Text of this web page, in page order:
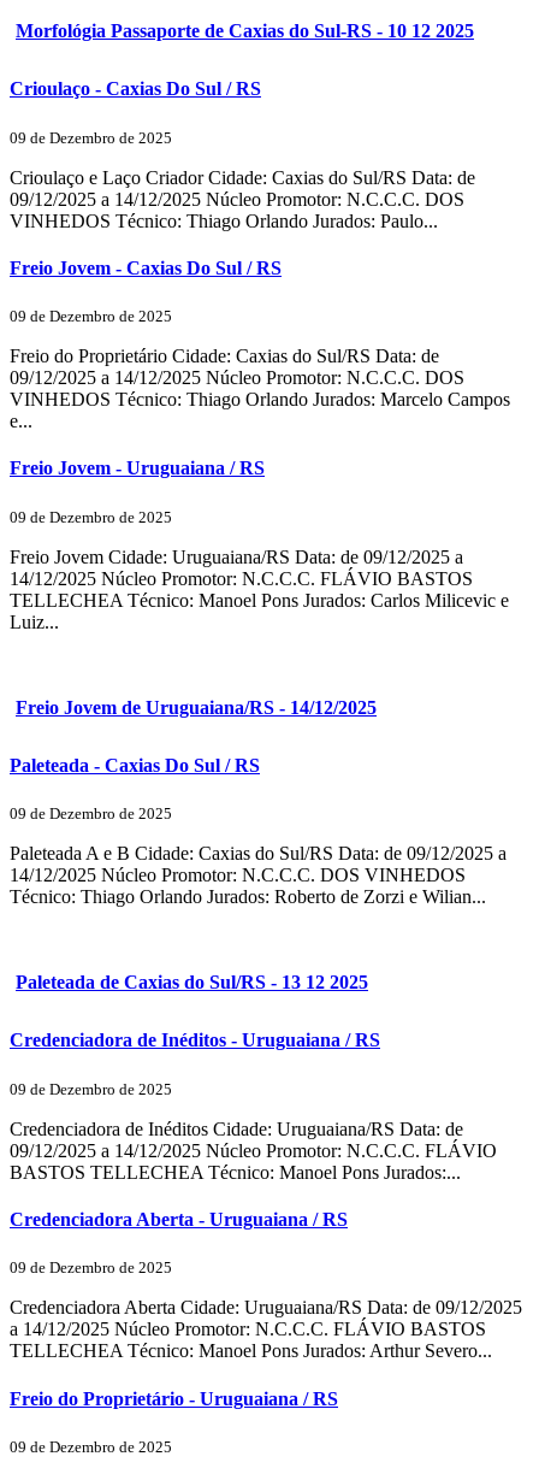
Morfológia Passaporte de Caxias do Sul-RS - 10 12 2025
Crioulaço - Caxias Do Sul / RS
09 de Dezembro de 2025
Crioulaço e Laço Criador Cidade: Caxias do Sul/RS Data: de
09/12/2025 a 14/12/2025 Núcleo Promotor: N.C.C.C. DOS
VINHEDOS Técnico: Thiago Orlando Jurados: Paulo...
Freio Jovem - Caxias Do Sul / RS
09 de Dezembro de 2025
Freio do Proprietário Cidade: Caxias do Sul/RS Data: de
09/12/2025 a 14/12/2025 Núcleo Promotor: N.C.C.C. DOS
VINHEDOS Técnico: Thiago Orlando Jurados: Marcelo Campos
e...
Freio Jovem - Uruguaiana / RS
09 de Dezembro de 2025
Freio Jovem Cidade: Uruguaiana/RS Data: de 09/12/2025 a
14/12/2025 Núcleo Promotor: N.C.C.C. FLÁVIO BASTOS
TELLECHEA Técnico: Manoel Pons Jurados: Carlos Milicevic e
Luiz...
Freio Jovem de Uruguaiana/RS - 14/12/2025
Paleteada - Caxias Do Sul / RS
09 de Dezembro de 2025
Paleteada A e B Cidade: Caxias do Sul/RS Data: de 09/12/2025 a
14/12/2025 Núcleo Promotor: N.C.C.C. DOS VINHEDOS
Técnico: Thiago Orlando Jurados: Roberto de Zorzi e Wilian...
Paleteada de Caxias do Sul/RS - 13 12 2025
Credenciadora de Inéditos - Uruguaiana / RS
09 de Dezembro de 2025
Credenciadora de Inéditos Cidade: Uruguaiana/RS Data: de
09/12/2025 a 14/12/2025 Núcleo Promotor: N.C.C.C. FLÁVIO
BASTOS TELLECHEA Técnico: Manoel Pons Jurados:...
Credenciadora Aberta - Uruguaiana / RS
09 de Dezembro de 2025
Credenciadora Aberta Cidade: Uruguaiana/RS Data: de 09/12/2025
a 14/12/2025 Núcleo Promotor: N.C.C.C. FLÁVIO BASTOS
TELLECHEA Técnico: Manoel Pons Jurados: Arthur Severo...
Freio do Proprietário - Uruguaiana / RS
09 de Dezembro de 2025